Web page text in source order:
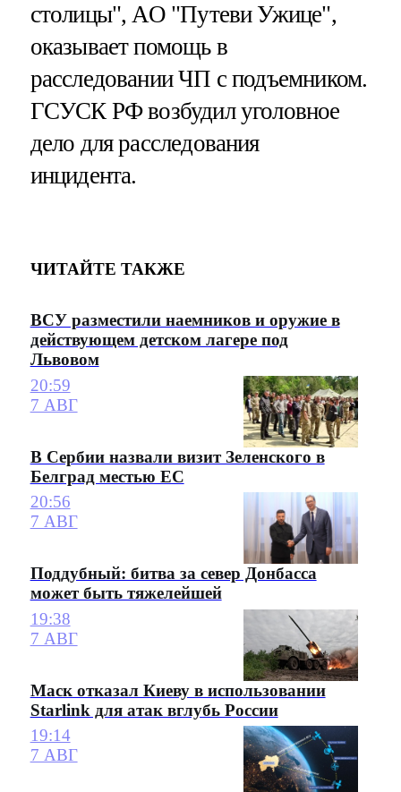
столицы", АО "Путеви Ужице",
оказывает помощь в
расследовании ЧП с подъемником.
ГСУСК РФ возбудил уголовное
дело для расследования
инцидента.
ЧИТАЙТЕ ТАКЖЕ
ВСУ разместили наемников и оружие в
действующем детском лагере под
Львовом
20:59
7 АВГ
В Сербии назвали визит Зеленского в
Белград местью ЕС
20:56
7 АВГ
Поддубный: битва за север Донбасса
может быть тяжелейшей
19:38
7 АВГ
Маск отказал Киеву в использовании
Starlink для атак вглубь России
19:14
7 АВГ